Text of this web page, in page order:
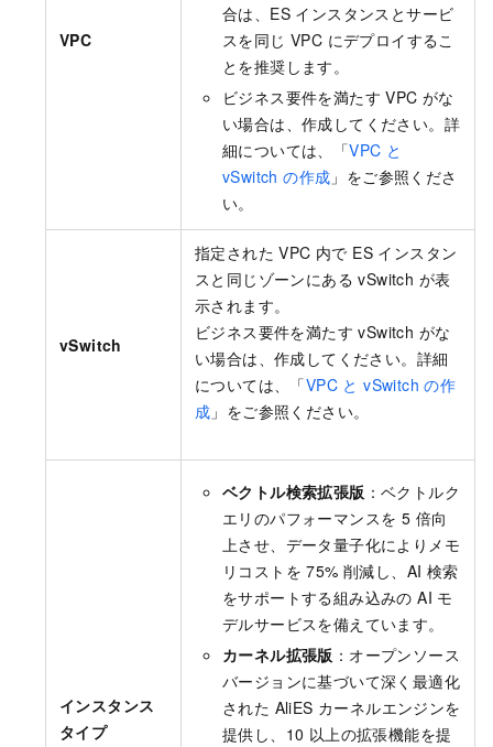
VPC
合は、ES インスタンスとサービ
スを同じ VPC にデプロイするこ
とを推奨します。
ビジネス要件を満たす VPC がな
い場合は、作成してください。詳
細については、「VPC と
vSwitch の作成 」をご参照くださ
い。
vSwitch
指定された VPC 内で ES インスタン
スと同じゾーンにある vSwitch が表
示されます。
ビジネス要件を満たす vSwitch がな
い場合は、作成してください。詳細
については、「VPC と vSwitch の作
成 」をご参照ください。
インスタンス
タイプ
ベクトル検索拡張版 ：ベクトルク
エリのパフォーマンスを 5 倍向
上させ、データ量子化によりメモ
リコストを 75% 削減し、AI 検索
をサポートする組み込みの AI モ
デルサービスを備えています。
カーネル拡張版 ：オープンソース
バージョンに基づいて深く最適化
された AliES カーネルエンジンを
提供し、10 以上の拡張機能を提